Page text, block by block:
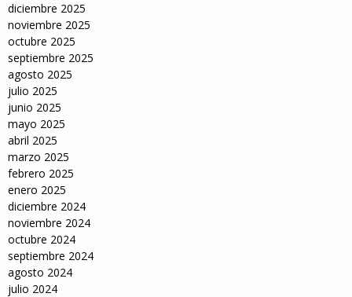
diciembre 2025
noviembre 2025
octubre 2025
septiembre 2025
agosto 2025
julio 2025
junio 2025
mayo 2025
abril 2025
marzo 2025
febrero 2025
enero 2025
diciembre 2024
noviembre 2024
octubre 2024
septiembre 2024
agosto 2024
julio 2024